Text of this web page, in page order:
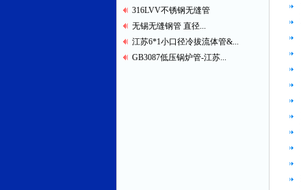
316LVV不锈钢无缝管
无锡无缝钢管 直径...
江苏6*1小口径冷拔流体管&...
GB3087低压锅炉管-江苏...